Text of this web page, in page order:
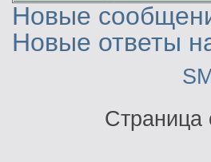
Новые
Новые ответы
Страница